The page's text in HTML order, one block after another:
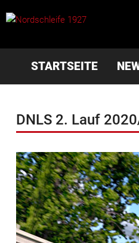
STARTSEITE
DNLS 2. Lauf